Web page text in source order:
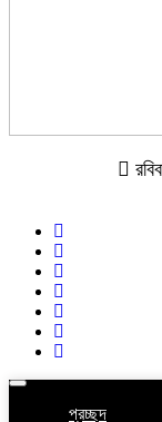
Toggle
navigationপ্রচ্ছদ